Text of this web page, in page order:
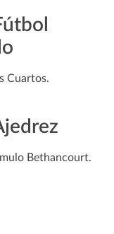
Cuartos.
Bethancourt.